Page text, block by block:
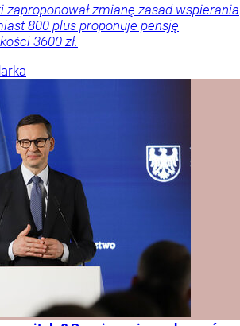
zmianę zasad wspierania
800 plus proponuje pensję
3600 zł.